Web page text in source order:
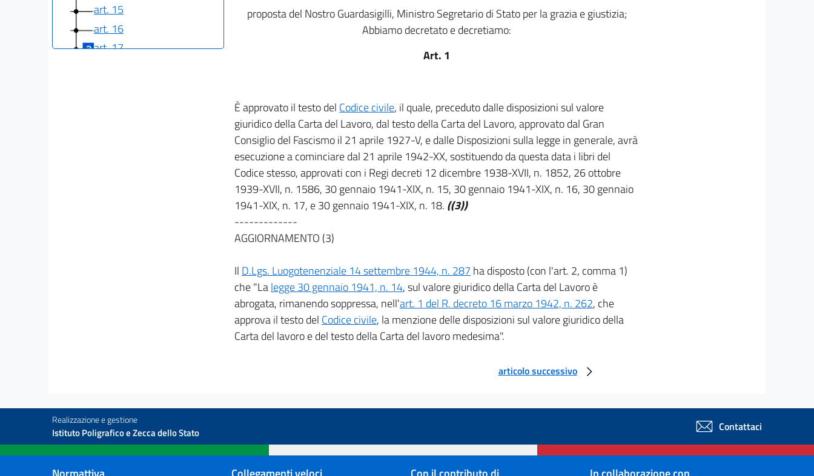
art. 15
art. 16
art. 17
art. 2
art. 3
art. 4
proposta del Nostro Guardasigilli, Ministro Segretario di Stato per la grazia e giustizia;
Abbiamo decretato e decretiamo:
Art. 1
È approvato il testo del Codice civile, il quale, preceduto dalle disposizioni sul valore
giuridico della Carta del Lavoro, dal testo della Carta del Lavoro, approvato dal Gran
Consiglio del Fascismo il 21 aprile 1927-V, e dalle Disposizioni sulla legge in generale, avrà
esecuzione a cominciare dal 21 aprile 1942-XX, sostituendo da questa data i libri del
Codice stesso, approvati con i Regi decreti 12 dicembre 1938-XVII, n. 1852, 26 ottobre
1939-XVII, n. 1586, 30 gennaio 1941-XIX, n. 15, 30 gennaio 1941-XIX, n. 16, 30 gennaio
1941-XIX, n. 17, e 30 gennaio 1941-XIX, n. 18. ((3))
-------------
AGGIORNAMENTO (3)
Il D.Lgs. Luogotenenziale 14 settembre 1944, n. 287 ha disposto (con l'art. 2, comma 1)
che "Lalegge 30 gennaio 1941, n. 14, sul valore giuridico della Carta del Lavoro è
abrogata, rimanendo soppressa, nell'art. 1 del R. decreto 16 marzo 1942, n. 262, che
approva il testo del Codice civile, la menzione delle disposizioni sul valore giuridico della
Carta del lavoro e del testo della Carta del lavoro medesima".
articolo successivo
Realizzazione e gestione
Istituto Poligrafico e Zecca dello Stato Contattaci